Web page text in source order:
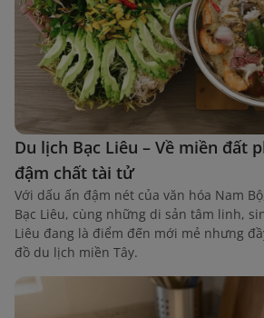
Du lịch Bạc Liêu – Về miền đất
đậm chất tài tử
Với dấu ấn đậm nét của văn hóa Nam
Bạc Liêu, cùng những di sản tâm linh,
Liêu đang là điểm đến mới mẻ nhưng
đồ du lịch miền Tây.